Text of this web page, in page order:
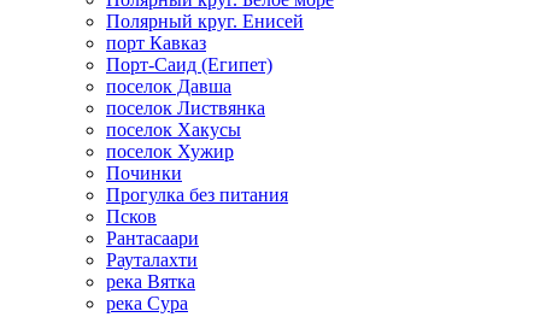
Полярный круг. Енисей
порт Кавказ
Порт-Саид (Египет)
поселок Давша
поселок Листвянка
поселок Хакусы
поселок Хужир
Починки
Прогулка без питания
Псков
Рантасаари
Рауталахти
река Вятка
река Сура